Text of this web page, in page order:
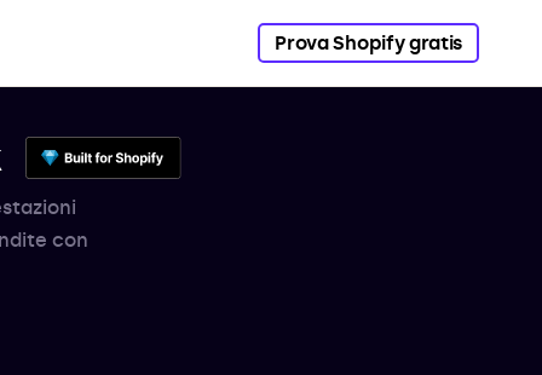
Prova Shopify gratis
con